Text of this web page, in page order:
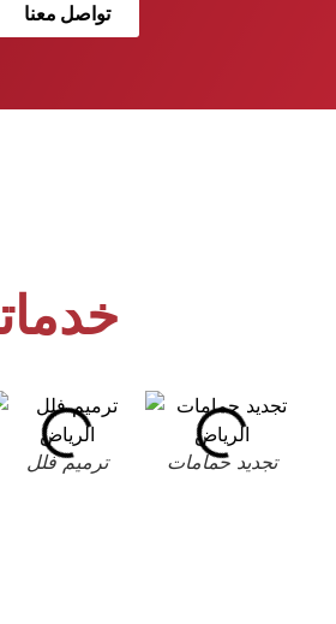
تواصل معنا
ترميم فلل تجديد حمامات